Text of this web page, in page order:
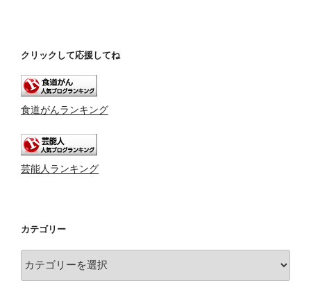
クリックして応援してね
食道がんランキング
芸能人ランキング
カテゴリー
テ